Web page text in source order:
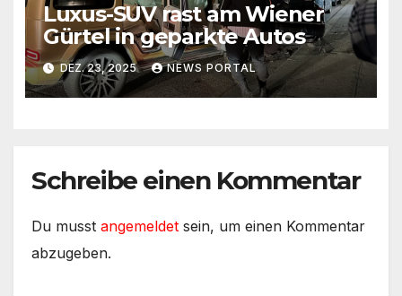
Luxus-SUV rast am Wiener
Gürtel in geparkte Autos
DEZ. 23, 2025 NEWS PORTAL
Schreibe einen Kommentar
Du musst angemeldet sein, um einen Kommentar
abzugeben.